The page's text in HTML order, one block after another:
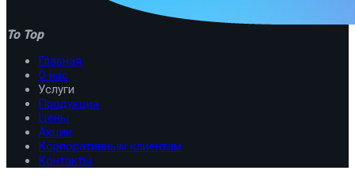
To Top
Главная
О нас
Услуги
Продукция
Цены
Акции
Корпоративным клиентам
Контакты